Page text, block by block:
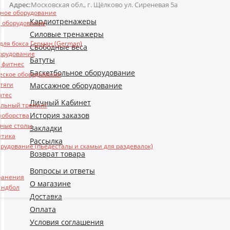
оборудование
бокса Герман (German)
фитнес
оборудование
тренинг
столы
(пьедесталы и скамьи для раздевалок)
Адрес:Московская обл., г. Щёлково ул. Сиреневая 5а
Кардиотренажеры
Силовые тренажеры
Свободные веса
Батуты
Баскетбольное оборудование
Массажное оборудование
Личный Кабинет
История заказов
Закладки
Рассылка
Возврат товара
Вопросы и ответы
О магазине
Доставка
Оплата
Условия соглашения